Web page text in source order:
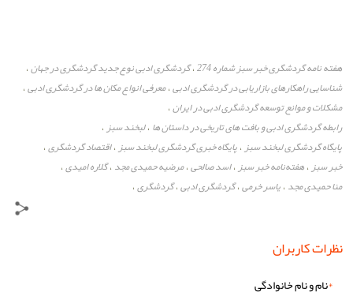
هفته نامه گردشگری خبر سبز شماره 274 ،گردشگری ادبی نوع جدید گردشگری در جهان،
شناسایی راهکارهای بازاریابی در گردشگری ادبی،معرفی انواع مکان ها در گردشگری ادبی،
مشکلات و موانع توسعه گردشگری ادبی در ایران،
رابطه گردشگری ادبی و بافت های تاریخی در داستان ها ،لبخند سبز،
پایگاه گردشگری لبخند سبز،پایگاه خبری گردشگری لبخند سبز،اقتصاد گردشگری،
خبر سبز،هفته‌نامه خبر سبز،اسد صالحی،مرضیه حمیدی مجد ،گلاره امیدی،
منا حمیدی مجد ،یاسر خرمی،گردشگری ادبی،گردشگری،
نظرات کاربران
*نام و نام خانوادگی